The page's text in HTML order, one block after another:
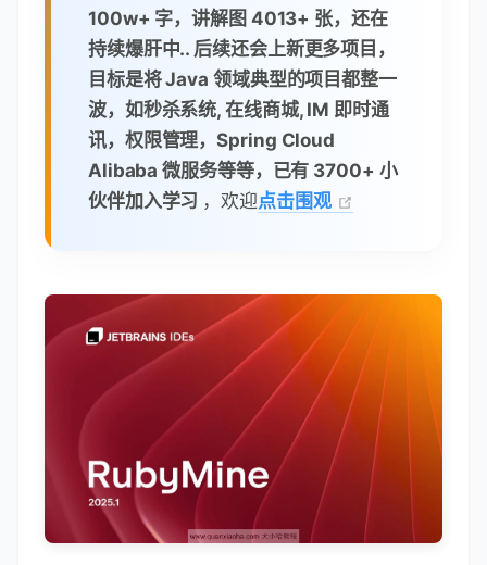
100w+ 字，讲解图 4013+ 张，还在
持续爆肝中.. 后续还会上新更多项目，
目标是将 Java 领域典型的项目都整一
波，如秒杀系统, 在线商城, IM 即时通
讯，权限管理，Spring Cloud
Alibaba 微服务等等，已有 3700+ 小
伙伴加入学习 ，欢迎点击围观